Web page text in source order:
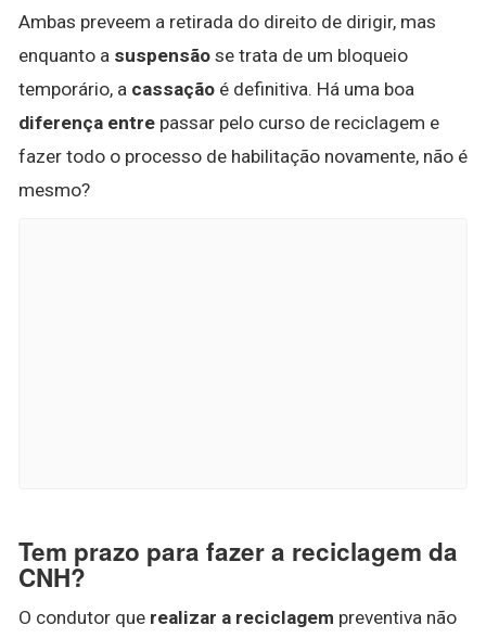
Ambas preveem a retirada do direito de dirigir, mas
enquanto a suspensão se trata de um bloqueio
temporário, a cassação é definitiva. Há uma boa
diferença entre passar pelo curso de reciclagem e
fazer todo o processo de habilitação novamente, não é
mesmo?
Tem prazo para fazer a reciclagem da
CNH?
O condutor que realizar a reciclagem preventiva não